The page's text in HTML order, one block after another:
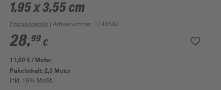
1,95 x 3,55 cm
Produktdetails | Artikelnummer: 1748582
28,99 €
11,60 € / Meter
Paketinhalt:2,5 Meter
inkl. 19% MwSt.